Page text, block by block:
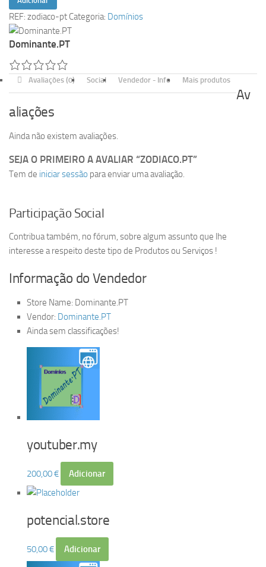
de
zodiaco.pt
REF: zodiaco-pt Categoria: Domínios
Dominante.PT
Avaliações (0) Social Vendedor - Info Mais produtos
Av
aliações
Ainda não existem avaliações.
SEJA O PRIMEIRO A AVALIAR “ZODIACO.PT”
Tem de iniciar sessão para enviar uma avaliação.
Participação Social
Contribua também, no fórum, sobre algum assunto que lhe
interesse a respeito deste tipo de Produtos ou Serviços !
Informação do Vendedor
Store Name: Dominante.PT
Vendor: Dominante.PT
Ainda sem classificações!
youtuber.my
200,00€ Adicionar
potencial.store
50,00€ Adicionar